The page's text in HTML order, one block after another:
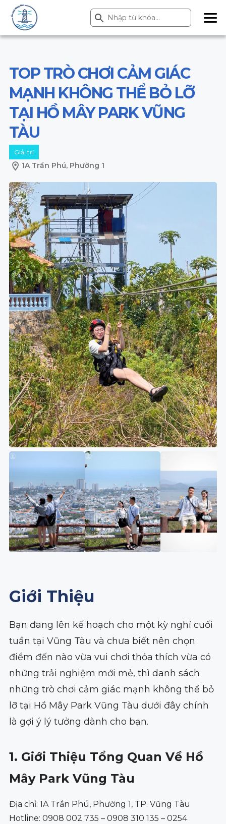
Search
for:
Search Button
ME
NU
TOP TRÒ CHƠI CẢM GIÁC
MẠNH KHÔNG THỂ BỎ LỠ
TẠI HỒ MÂY PARK VŨNG
TÀU
Giải trí
1A Trần Phú, Phường 1
Giới Thiệu
Bạn đang lên kế hoạch cho một kỳ nghỉ cuối
tuần tại Vũng Tàu và chưa biết nên chọn
điểm đến nào vừa vui chơi thỏa thích vừa có
những trải nghiệm mới mẻ, thì danh sách
những trò chơi cảm giác mạnh không thể bỏ
lỡ tại Hồ Mây Park Vũng Tàu dưới đây chính
là gợi ý lý tưởng dành cho bạn.
1. Giới Thiệu Tổng Quan Về Hồ
Mây Park Vũng Tàu
Địa chỉ: 1A Trần Phú, Phường 1, TP. Vũng Tàu
Hotline: 0908 002 735 – 0908 310 135 – 0254